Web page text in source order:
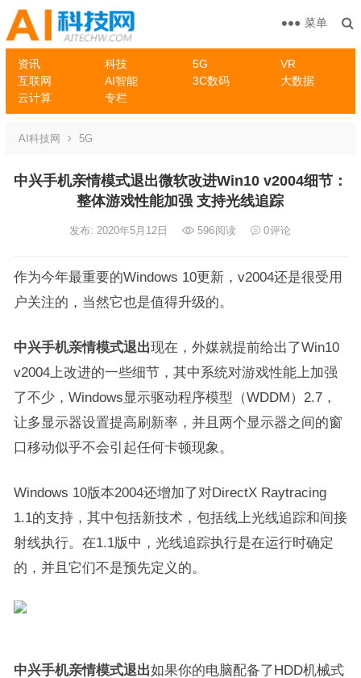
资讯 科技 5G
VR
互联网
AI智能 3C数码
大数据
云计算
专栏
菜单
AI科技网 5G
中兴手机亲情模式退出微软改进Win10 v2004细节：
整体游戏性能加强 支持光线追踪
发布: 2020年5月12日 596阅读 0评论
作为今年最重要的Windows 10更新，v2004还是很受用
户关注的，当然它也是值得升级的。
中兴手机亲情模式退出现在，外媒就提前给出了Win10
v2004上改进的一些细节，其中系统对游戏性能上加强
了不少，Windows显示驱动程序模型（WDDM）2.7，
让多显示器设置提高刷新率，并且两个显示器之间的窗
口移动似乎不会引起任何卡顿现象。
Windows 10版本2004还增加了对DirectX Raytracing
1.1的支持，其中包括新技术，包括线上光线追踪和间接
射线执行。在1.1版中，光线追踪执行是在运行时确定
的，并且它们不是预先定义的。
中兴手机亲情模式退出如果你的电脑配备了HDD机械式